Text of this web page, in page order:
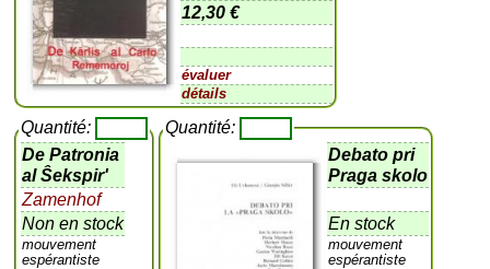
12,30 €
évaluer
détails
Quantité:
De Patronia
al Ŝekspir'
Zamenhof
Non en stock
mouvement
espérantiste
Quantité:
Debato pri
Praga skolo
En stock
mouvement
espérantiste